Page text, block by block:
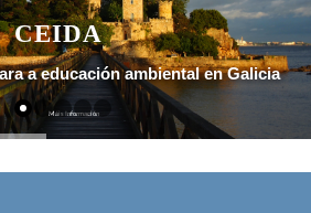
a educación ambiental en Galicia
Máis Información
CEIDA